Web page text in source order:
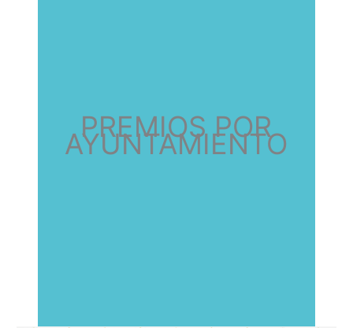
PREMIOS POR
AYUNTAMIENTO